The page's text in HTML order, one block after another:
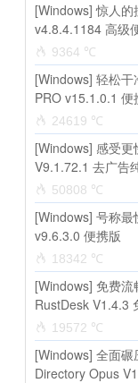
[Windows] 惊人
v4.8.4.1184 高级
9364 ℃
[Windows] 轻松
PRO v15.1.0.1 便
24619 ℃
[Windows] 感受
V9.1.72.1 去广告
50808 ℃
[Windows] 号称
v9.6.3.0 便携版
18342 ℃
[Windows] 免费
RustDesk V1.4.3
19572 ℃
[Windows] 全面
Directory Opus